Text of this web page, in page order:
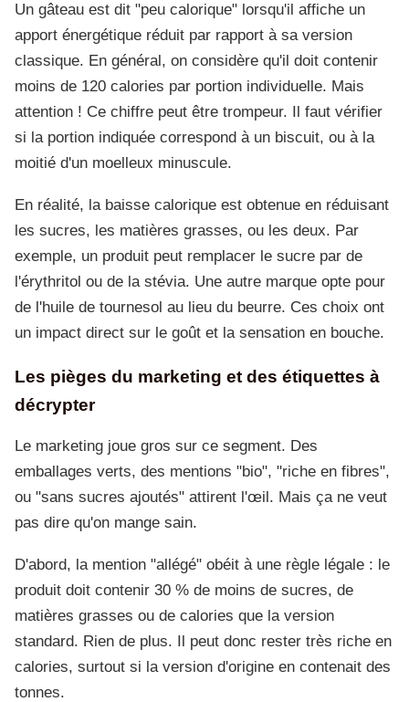
Un gâteau est dit "peu calorique" lorsqu'il affiche un
apport énergétique réduit par rapport à sa version
classique. En général, on considère qu'il doit contenir
moins de 120 calories par portion individuelle. Mais
attention ! Ce chiffre peut être trompeur. Il faut vérifier
si la portion indiquée correspond à un biscuit, ou à la
moitié d'un moelleux minuscule.
En réalité, la baisse calorique est obtenue en réduisant
les sucres, les matières grasses, ou les deux. Par
exemple, un produit peut remplacer le sucre par de
l'érythritol ou de la stévia. Une autre marque opte pour
de l'huile de tournesol au lieu du beurre. Ces choix ont
un impact direct sur le goût et la sensation en bouche.
Les pièges du marketing et des étiquettes à
décrypter
Le marketing joue gros sur ce segment. Des
emballages verts, des mentions "bio", "riche en fibres",
ou "sans sucres ajoutés" attirent l'œil. Mais ça ne veut
pas dire qu'on mange sain.
D'abord, la mention "allégé" obéit à une règle légale : le
produit doit contenir 30 % de moins de sucres, de
matières grasses ou de calories que la version
standard. Rien de plus. Il peut donc rester très riche en
calories, surtout si la version d'origine en contenait des
tonnes.